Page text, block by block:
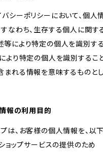
バシーポリシーにおいて、個
すなわち、生存する個人に関
等により特定の個人を識別す
により特定の個人を識別するこ
まれる情報を意味するものとし
報の利用目的
プは、お客様の個人情報を、以
ショップサービスの提供のため